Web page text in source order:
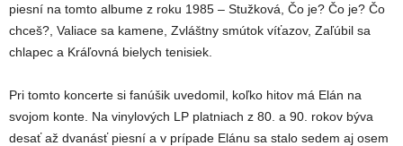
piesní na tomto albume z roku 1985 – Stužková, Čo je? Čo je? Čo
chceš?, Valiace sa kamene, Zvláštny smútok víťazov, Zaľúbil sa
chlapec a Kráľovná bielych tenisiek.
Pri tomto koncerte si fanúšik uvedomil, koľko hitov má Elán na
svojom konte. Na vinylových LP platniach z 80. a 90. rokov býva
desať až dvanásť piesní a v prípade Elánu sa stalo sedem aj osem